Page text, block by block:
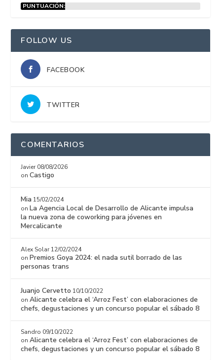
PUNTUACIÓN:
FOLLOW US
FACEBOOK
TWITTER
COMENTARIOS
Javier 08/08/2026
onCastigo
Mia 15/02/2024
on La Agencia Local de Desarrollo de Alicante impulsa
la nueva zona de coworking para jóvenes en
Mercalicante
Alex Solar 12/02/2024
on Premios Goya 2024: el nada sutil borrado de las
personas trans
Juanjo Cervetto 10/10/2022
onAlicante celebra el ‘Arroz Fest’ con elaboraciones de
chefs, degustaciones y un concurso popular el sábado 8
Sandro 09/10/2022
onAlicante celebra el ‘Arroz Fest’ con elaboraciones de
chefs, degustaciones y un concurso popular el sábado 8